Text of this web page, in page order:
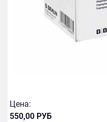
Цена:
550,00 РУБ